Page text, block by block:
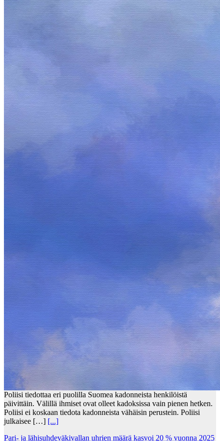
Poliisi tiedottaa eri puolilla Suomea kadonneista henkilöistä
päivittäin. Välillä ihmiset ovat olleet kadoksissa vain pienen hetken.
Poliisi ei koskaan tiedota kadonneista vähäisin perustein. Poliisi
julkaisee […] [...]
Pari- ja lähisuhdeväkivallan uhrien määrä kasvoi 20 % vuonna 2025